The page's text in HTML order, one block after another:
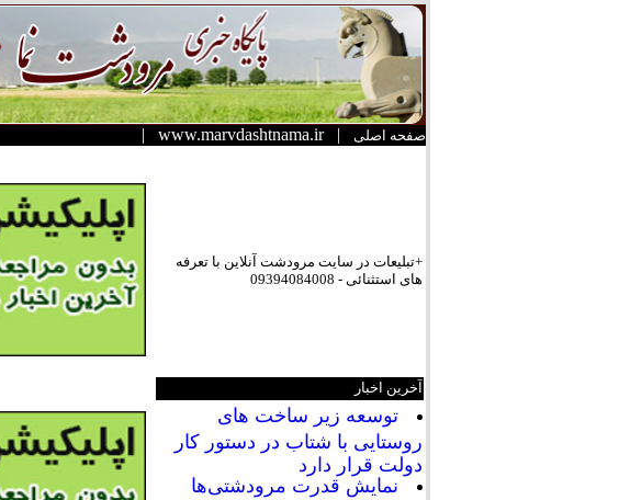
صفحه اصلی |
www.marvdashtnama.ir
|
+تبلیعات در سایت مرودشت آنلاین با تعرفه
های استثنائی - 09394084008
آخرین اخبار
توسعه زیر ساخت های
روستایی با شتاب در دستور کار
دولت قرار دارد
نمایش قدرت مرودشتی‌ها